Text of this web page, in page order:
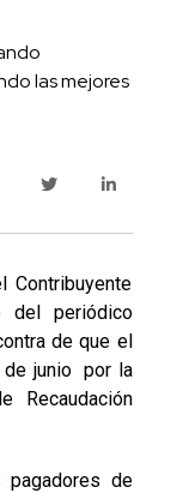
las mejores
Contribuyente
del periódico
de que el
de junio por la
Recaudación
pagadores de